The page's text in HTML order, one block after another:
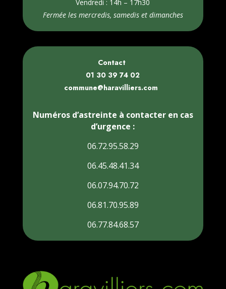
Vendredi : 14h – 17h30
Fermée les mercredis, samedis et dimanches
Contact
01 30 39 74 02
commune@haravilliers.com
Numéros d’astreinte à contacter en cas
d’urgence :
06.72.95.58.29
06.45.48.41.34
06.07.94.70.72
06.81.70.95.89
06.77.84.68.57